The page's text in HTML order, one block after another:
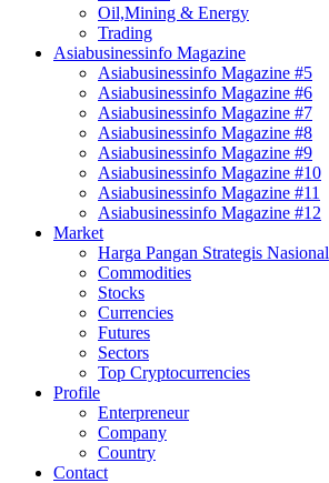
Oil,Mining & Energy
Trading
Asiabusinessinfo Magazine
Asiabusinessinfo Magazine #5
Asiabusinessinfo Magazine #6
Asiabusinessinfo Magazine #7
Asiabusinessinfo Magazine #8
Asiabusinessinfo Magazine #9
Asiabusinessinfo Magazine #10
Asiabusinessinfo Magazine #11
Asiabusinessinfo Magazine #12
Market
Harga Pangan Strategis Nasional
Commodities
Stocks
Currencies
Futures
Sectors
Top Cryptocurrencies
Profile
Enterpreneur
Company
Country
Contact